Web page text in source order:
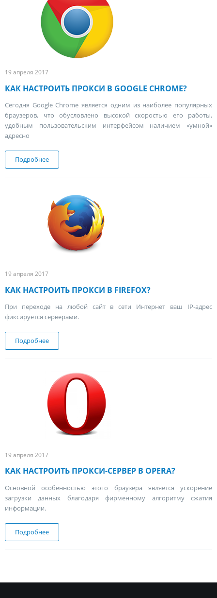
19 апреля 2017
КАК НАСТРОИТЬ ПРОКСИ В GOOGLE CHROME?
Сегодня Google Chrome является одним из наиболее популярных
браузеров, что обусловлено высокой скоростью его работы,
удобным пользовательским интерфейсом наличием «умной»
адресно
Подробнее
19 апреля 2017
КАК НАСТРОИТЬ ПРОКСИ В FIREFOX?
При переходе на любой сайт в сети Интернет ваш IP-адрес
фиксируется серверами.
Подробнее
19 апреля 2017
КАК НАСТРОИТЬ ПРОКСИ-СЕРВЕР В OPERA?
Основной особенностью этого браузера является ускорение
загрузки данных благодаря фирменному алгоритму сжатия
информации.
Подробнее